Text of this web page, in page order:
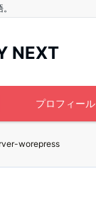
NEXT
プロフィール
worepress